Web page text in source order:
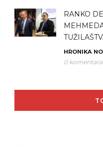
RANKO
HRONIKA
0 komentara